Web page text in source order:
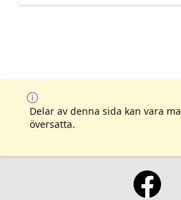
Delar av denna sida kan vara
översatta.